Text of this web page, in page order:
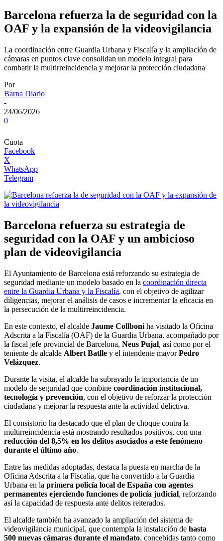
Barcelona refuerza la de seguridad con la
OAF y la expansión de la videovigilancia
La coordinación entre Guardia Urbana y Fiscalía y la ampliación de
cámaras en puntos clave consolidan un modelo integral para
combatir la multirreincidencia y mejorar la protección ciudadana
Por
Barna Diario
-
24/06/2026
0
Cuota
Facebook
X
WhatsApp
Telegram
Barcelona refuerza su estrategia de
seguridad con la OAF y un ambicioso
plan de videovigilancia
El Ayuntamiento de Barcelona está reforzando su estrategia de
seguridad mediante un modelo basado en la coordinación directa
entre la Guardia Urbana y la Fiscalía, con el objetivo de agilizar
diligencias, mejorar el análisis de casos e incrementar la eficacia en
la persecución de la multirreincidencia.
En este contexto, el alcalde Jaume Collboni ha visitado la Oficina
Adscrita a la Fiscalía (OAF) de la Guardia Urbana, acompañado por
la fiscal jefe provincial de Barcelona, Neus Pujal, así como por el
teniente de alcalde Albert Batlle y el intendente mayorPedro
Velázquez.
Durante la visita, el alcalde ha subrayado la importancia de un
modelo de seguridad que combine coordinación institucional,
tecnología y prevención, con el objetivo de reforzar la protección
ciudadana y mejorar la respuesta ante la actividad delictiva.
El consistorio ha destacado que el plan de choque contra la
multirreincidencia está mostrando resultados positivos, con una
reducción del 8,5% en los delitos asociados a este fenómeno
durante el último año.
Entre las medidas adoptadas, destaca la puesta en marcha de la
Oficina Adscrita a la Fiscalía, que ha convertido a la Guardia
Urbana en la primera policía local de España con agentes
permanentes ejerciendo funciones de policía judicial, reforzando
así la capacidad de respuesta ante delitos reiterados.
El alcalde también ha avanzado la ampliación del sistema de
videovigilancia municipal, que contempla la instalación de hasta
500 nuevas cámaras durante el mandato, concebidas tanto como